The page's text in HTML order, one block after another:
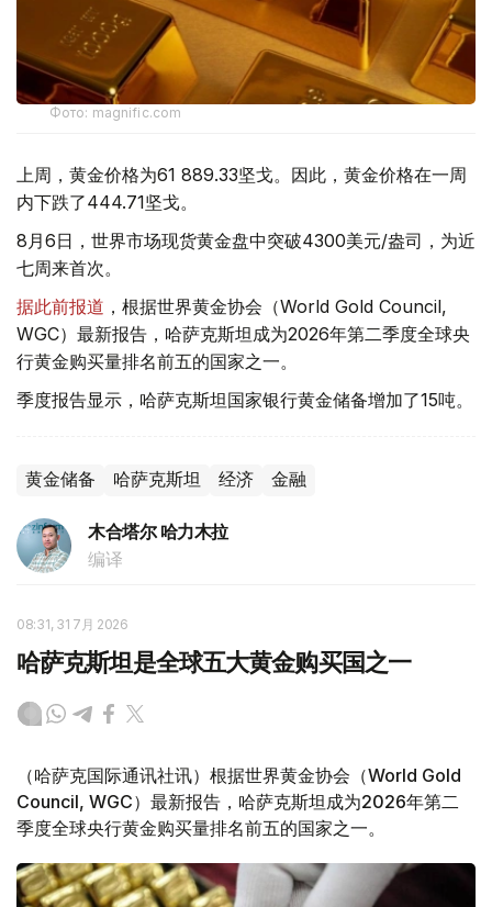
Фото: magnific.com
上周，黄金价格为61 889.33坚戈。因此，黄金价格在一周
内下跌了444.71坚戈。
8月6日，世界市场现货黄金盘中突破4300美元/盎司，为近
七周来首次。
据此前报道 ，根据世界黄金协会（World Gold Council,
WGC）最新报告，哈萨克斯坦成为2026年第二季度全球央
行黄金购买量排名前五的国家之一。
季度报告显示，哈萨克斯坦国家银行黄金储备增加了15吨。
黄金储备 哈萨克斯坦 经济 金融
木合塔尔 哈力木拉
编译
08:31, 31 7月 2026
哈萨克斯坦是全球五大黄金购买国之一
（哈萨克国际通讯社讯）根据世界黄金协会（World Gold
Council, WGC）最新报告，哈萨克斯坦成为2026年第二
季度全球央行黄金购买量排名前五的国家之一。